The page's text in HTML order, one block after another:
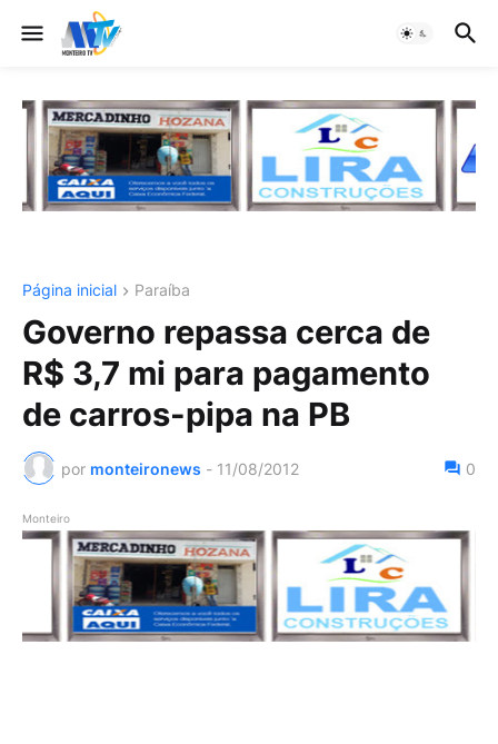
Página inicial Paraíba
Governo repassa cerca de
R$ 3,7 mi para pagamento
de carros-pipa na PB
por monteironews - 11/08/2012 0
Monteiro